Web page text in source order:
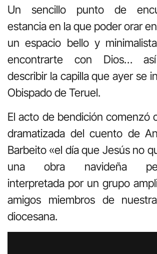
Un sencillo punto de
estancia en la que poder orar
un espacio bello y
encontrarte con Dios… así
describir la capilla que ayer se
Obispado de Teruel.
El acto de bendición comenzó
dramatizada del cuento de
Barbeito «el día que Jesús no
una obra navideña
interpretada por un grupo
amigos miembros de
diocesana.